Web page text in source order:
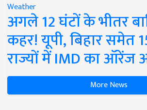
Weather
अगले 12 घंटों के भीतर
कहर! यूपी, बिहार समेत
राज्यों में IMD का ऑरेंज
More News